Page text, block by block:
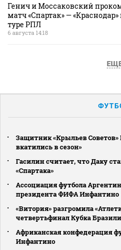
Генич и Моссаковский
матч «Спартак» —
туре РПЛ
6 августа 14:18
Защитник «Крыльев
вкатились в сезон»
Гасилин считает, что Даку
«Спартака»
Ассоциация футбола
президента ФИФА Инфантино
«Витория» разгромила
четвертьфинал Кубка
Африканская конфедерация
Инфантино